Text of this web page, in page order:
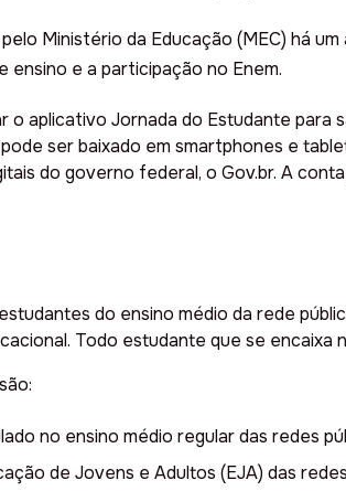
Ministério da Educação (MEC) há
ensino e a participação no Enem.
o aplicativo Jornada do Estudante
ser baixado em smartphones e
do governo federal, o Gov.br. A
do ensino médio da rede
Todo estudante que se
no ensino médio regular das redes
de Jovens e Adultos (EJA) das